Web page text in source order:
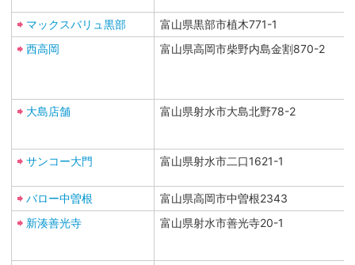
マックスバリュ黒部
富山県黒部市植木771-1
西高岡
富山県高岡市柴野内島金割870-2
大島店舗 富山県射水市大島北野78-2
サンコー大門 富山県射水市二口1621-1
バロー中曽根
富山県高岡市中曽根2343
新湊善光寺
富山県射水市善光寺20-1